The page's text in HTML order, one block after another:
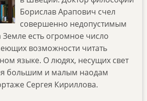
Борислав Арапович счел
совершенно недопустимым
Земле есть огромное число
возможности читать
языке. О людях, несущих свет
большим и малым наодам
Сергея Кириллова.